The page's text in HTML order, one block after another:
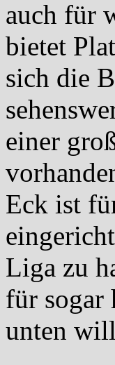
auch für
bietet
sich die
einer
Eck ist
Liga zu
für sogar
unten